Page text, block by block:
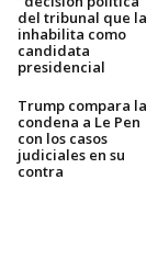
del tribunal que la
inhabilita como
candidata
presidencial
Trump compara la
condena a Le Pen
con los casos
judiciales en su
contra